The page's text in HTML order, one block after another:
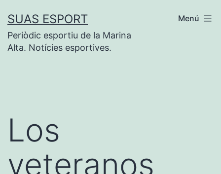
contenido
SUAS ESPORT
Periòdic esportiu de la Marina
Alta. Notícies esportives.
Menú
Los
veteranos